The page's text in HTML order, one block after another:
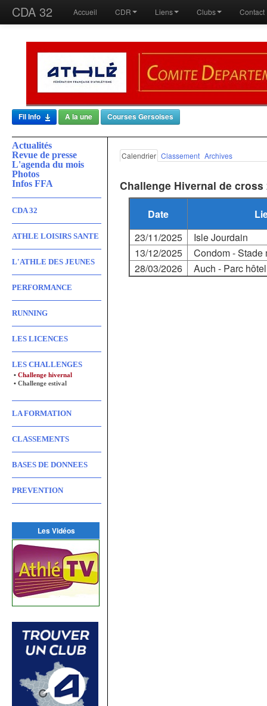
Fil Info A la une Courses Gersoises
CDA 32 Accueil CDR Liens Clubs Contact
Actualités
Revue de presse
L'agenda du mois
Photos
Infos FFA
CDA 32
ATHLE LOISIRS SANTE
L'ATHLE DES JEUNES
PERFORMANCE
RUNNING
LES LICENCES
LES CHALLENGES
• Challenge hivernal
• Challenge estival
LA FORMATION
CLASSEMENTS
BASES DE DONNEES
PREVENTION
Les Vidéos
Calendrier Classement Archives
Challenge Hivernal de cross
Date
23/11/2025
Isle Jourdain
13/12/2025
Condom - Stade
28/03/2026
Auch - Parc